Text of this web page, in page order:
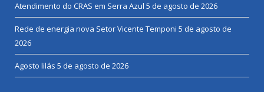
Atendimento do CRAS em Serra Azul 5 de agosto de 2026
Rede de energia nova Setor Vicente Temponi 5 de agosto de
2026
Agosto lilás 5 de agosto de 2026